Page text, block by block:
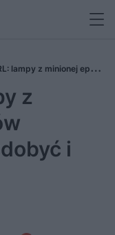
lampy z minionej epoki
z
i